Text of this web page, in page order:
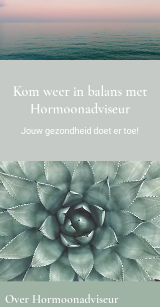
Kom weer in balans met
Hormoonadviseur
Jouw gezondheid doet er toe!
Over Hormoonadviseur